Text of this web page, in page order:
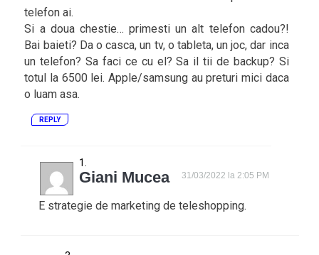
telefon ai.
Si a doua chestie… primesti un alt telefon cadou?!
Bai baieti? Da o casca, un tv, o tableta, un joc, dar inca
un telefon? Sa faci ce cu el? Sa il tii de backup? Si
totul la 6500 lei. Apple/samsung au preturi mici daca
o luam asa.
REPLY
Giani Mucea 31/03/2022 la 2:05 PM
E strategie de marketing de teleshopping.